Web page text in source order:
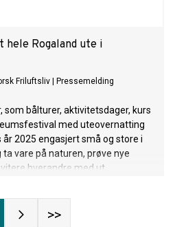
hele Rogaland ute i
Friluftsliv Pressemelding
som bålturer, aktivitetsdager, kurs
med uteovernatting
år 2025 engasjert små og store i
vare på naturen, prøve nye
hverandre med ut.
>>